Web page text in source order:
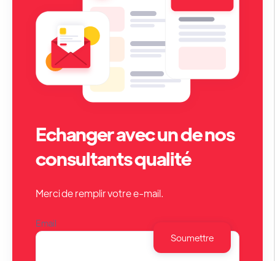
Echanger avec un de nos
consultants qualité
Merci de remplir votre e-mail.
Email